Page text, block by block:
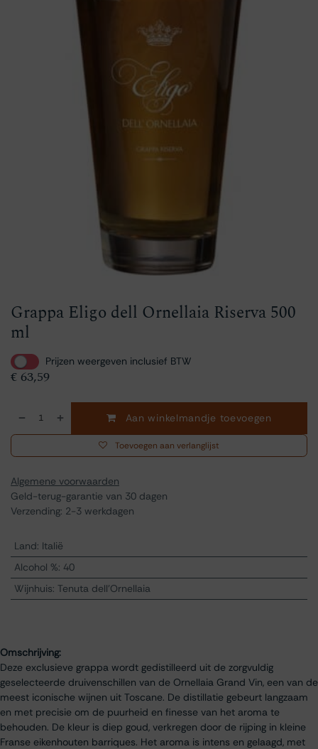
Grappa Eligo dell Ornellaia Riserva 500
ml
Prijzen weergeven inclusief BTW
€ 63,59
Aan winkelmandje toevoegen
Toevoegen aan verlanglijst
Algemene voorwaarden
Geld-terug-garantie van 30 dagen
Verzending: 2-3 werkdagen
Land: Italië
Alcohol %: 40
Wijnhuis: Tenuta dell'Ornellaia
Omschrijving:
Deze exclusieve grappa wordt gedistilleerd uit de zorgvuldig
geselecteerde druivenschillen van de Ornellaia Grand Vin, een van de
meest iconische wijnen uit Toscane. De distillatie gebeurt langzaam
en met precisie om de puurheid en finesse van het aroma te
behouden. De kleur is diep goud, verkregen door de rijping in kleine
Franse eikenhouten barriques. Het aroma is intens en gelaagd, met